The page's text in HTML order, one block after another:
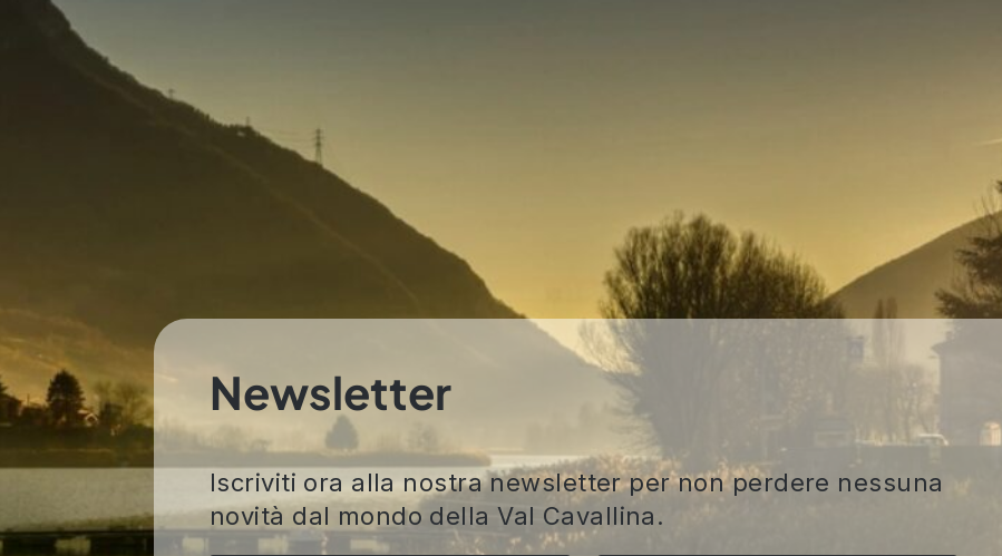
Newsletter
Iscriviti ora alla nostra newsletter per non perdere nessuna
novità dal mondo della Val Cavallina.